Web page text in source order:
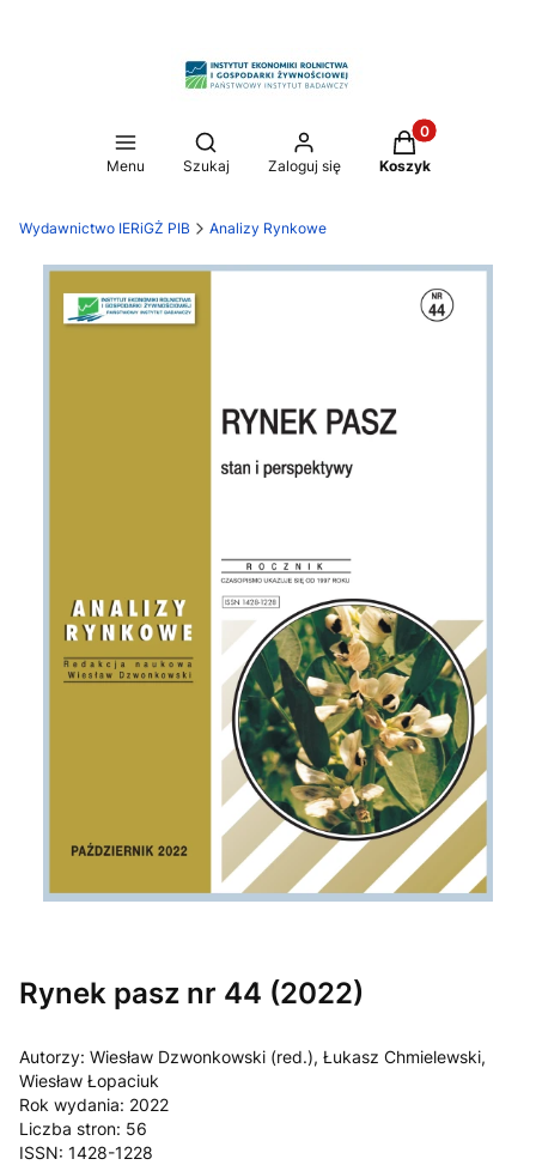
Menu
Otwórz wyszukiwarkę
Szukaj Zaloguj się
Produkty w
Koszyk
Wydawnictwo IERiGŻ PIB Analizy Rynkowe
Rynek pasz nr 44 (2022)
Autorzy: Wiesław Dzwonkowski (red.), Łukasz Chmielewski,
Wiesław Łopaciuk
Rok wydania: 2022
Liczba stron: 56
ISSN: 1428-1228